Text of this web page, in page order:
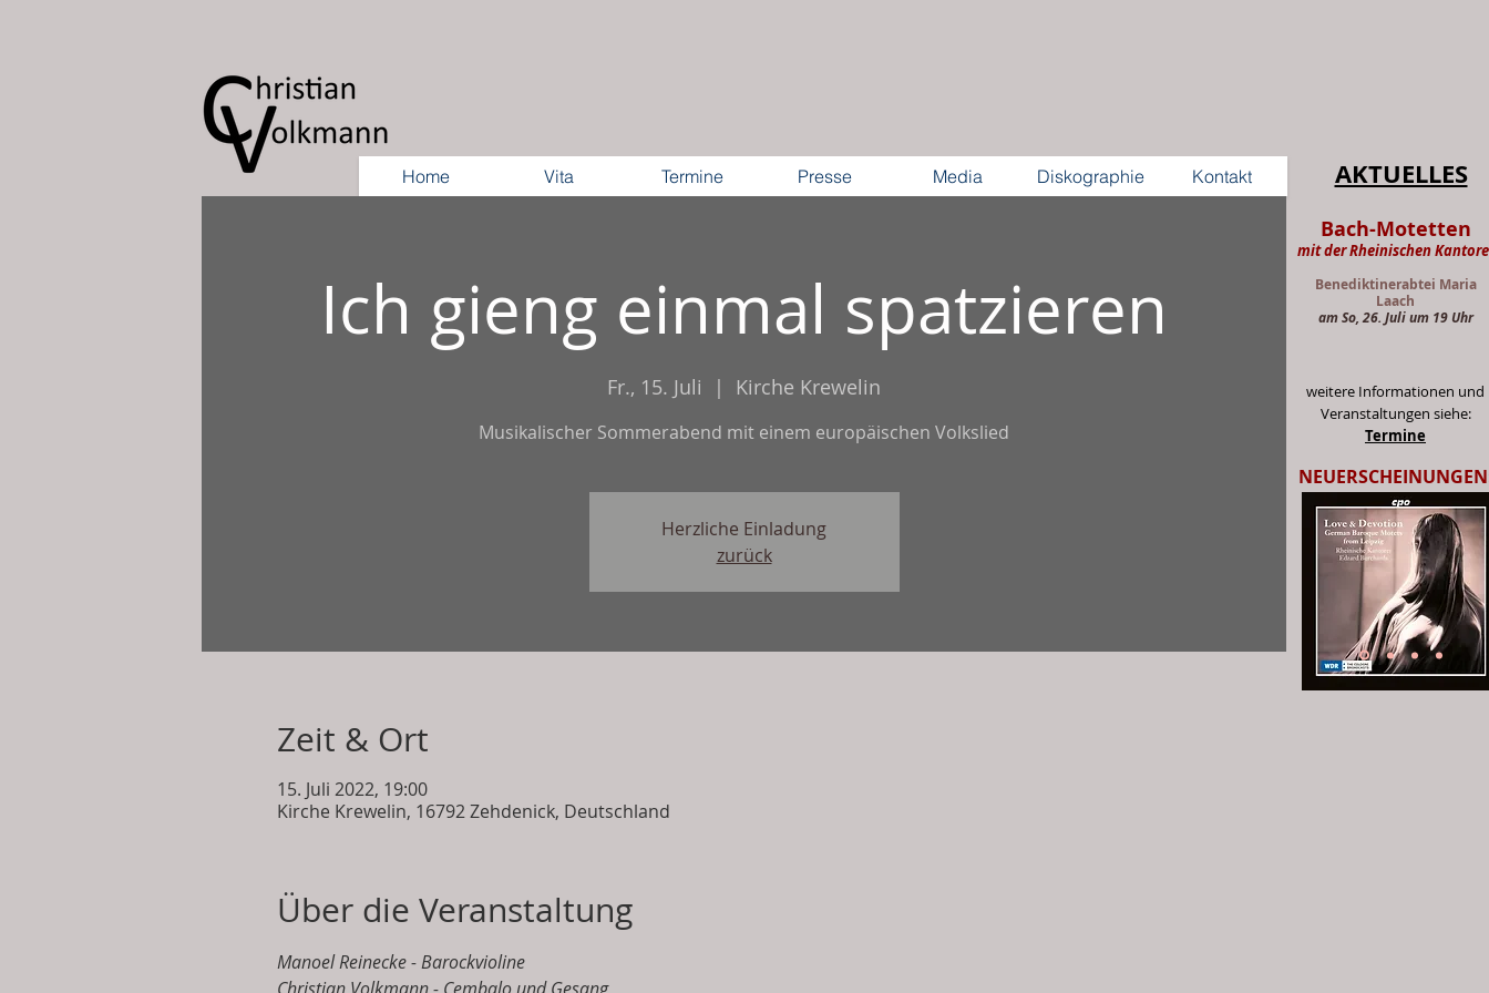
Home Vita Termine Presse Media Diskographie Kontakt AKTUELLES
Ich gieng einmal spatzieren
Fr., 15. Juli
  |
Kirche Krewelin
Musikalischer Sommerabend mit einem europäischen Volkslied
Herzliche Einladung
zurück
Zeit & Ort
15. Juli 2022, 19:00
Kirche Krewelin, 16792 Zehdenick, Deutschland
Über die Veranstaltung
Manoel Reinecke - Barockvioline
Bach-Motetten
mit der Rheinischen
Benediktinerabtei Maria
Laach
am So, 26. Juli um 19 Uhr
weitere Informationen und
Veranstaltungen siehe:
Termine